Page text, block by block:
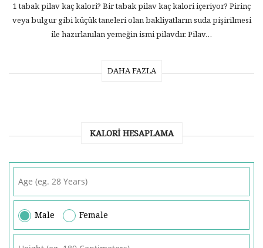
1 tabak pilav kaç kalori? Bir tabak pilav kaç kalori içeriyor? Pirinç
veya bulgur gibi küçük taneleri olan bakliyatların suda pişirilmesi
ile hazırlanılan yemeğin ismi pilavdır. Pilav…
DAHA FAZLA
KALORI HESAPLAMA
Male Female